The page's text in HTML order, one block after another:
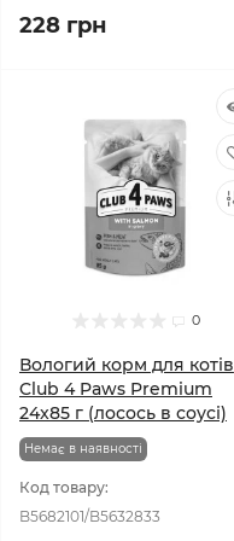
228 грн
0
Вологий корм для котів
Club 4 Paws Premium
24x85 г (лосось в соусі)
Немає в наявності
Код товару:
B5682101/B5632833